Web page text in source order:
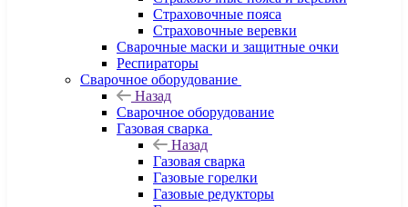
Страховочные пояса
Страховочные веревки
Сварочные маски и защитные очки
Респираторы
Сварочное оборудование
Назад
Сварочное оборудование
Газовая сварка
Назад
Газовая сварка
Газовые горелки
Газовые редукторы